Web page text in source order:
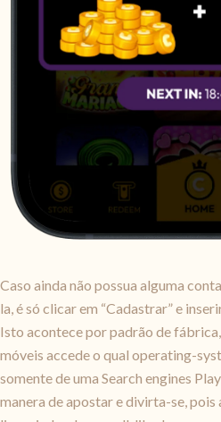
Caso ainda não possua alguma
la, é só clicar em “Cadastrar” e
Isto acontece por padrão de
móveis accede o qual operating-
somente de uma Search engines
manera de apostar e divirta-se, pois